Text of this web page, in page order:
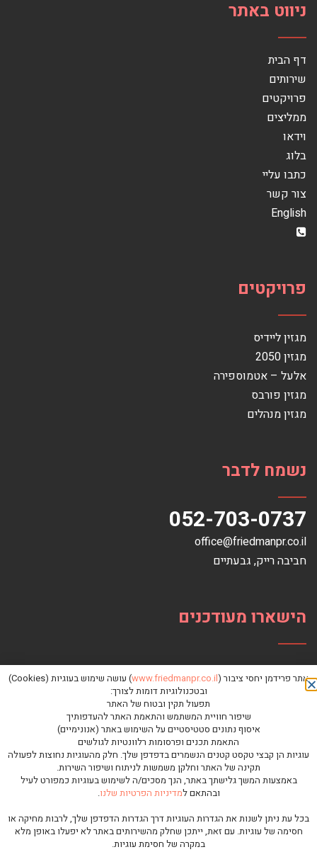
ניווט באתר
דף הבית
שירותים
פרויקטים
ממליצים
וידאו
בלוג
כתבו עליי
צור קשר
English
פרויקטים
מגזין ליידיס
מגזין 2050
אלעל – אטמוספירה
מגזין פורבס
מגזין מנהלים
נשמח לדבר
052-703-0737
office@friedmanpr.co.il
חביבה רייק‏, ‏גבעתיים‏
הישארו מעודכנים
כל הזכויות שמורות לפרידמן יחסי ציבור © |
בניית אתרי אינטרנט לעסקים
גלילה
אתר פרידמן יחסי ציבור (www.friedmanpr.co.il
) עושה שימוש בעוגיות (Cookies)
ובטכנולוגיות דומות לצורך:
תפעול תקין ובטוח של האתר
שיפור חוויית המשתמש והתאמת האתר להעדפותיך
איסוף נתונים סטטיסטיים על השימוש באתר (אנונימיים)
התאמת תכנים ופרסומות רלוונטיות לגולשים
עוגיות הן קבצי טקסט קטנים הנשמרים בדפדפן שלך. חלק מהעוגיות נחוצות לפעולה
תקינה של האתר וחלקן משמשות לניתוח ושיפור השירות.
באמצעות המשך גלישתך באתר, הנך מסכים/ה לשימוש בעוגיות כמפורט לעיל
ובהתאם למדיניות הפרטיות שלנו.
בכל עת ניתן לשנות את הגדרות העוגיות דרך הגדרות הדפדפן שלך, לרבות מחיקה או
חסימה של עוגיות. עם זאת, ייתכן שחלק מהשירותים באתר לא יפעלו באופן מלא
במקרה של חסימת עוגיות.